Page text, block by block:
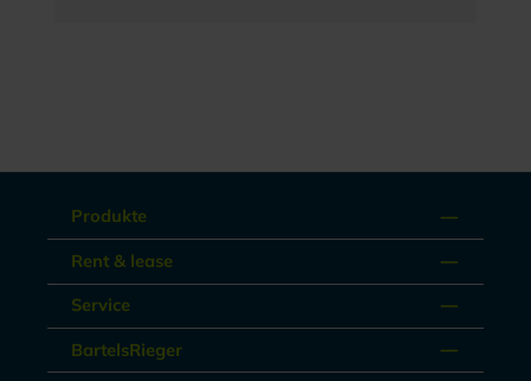
Produkte
Rent & lease
Service
BartelsRieger